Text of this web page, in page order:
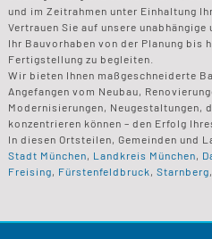
und im Zeitrahmen unter Einhaltung
Vertrauen Sie auf unsere
Ihr Bauvorhaben von der Planung bis
Fertigstellung zu begleiten.
Wir bieten Ihnen maßgeschneiderte
Angefangen vom Neubau,
Modernisierungen, Neugestaltungen,
konzentrieren können – den Erfolg
In diesen Ortsteilen, Gemeinden und
Stadt München, Landkreis München,
Freising, Fürstenfeldbruck, Starnberg,